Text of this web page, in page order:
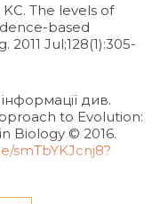
The levels of
based
Jul;128(1):305-
див.
to Evolution:
Biology © 2016.
smTbYKJcnj8?